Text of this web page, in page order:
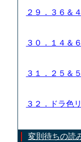
２９．３６＆
３０．１４＆
３１．２５＆
３２．ドラ色
変則待ちの読